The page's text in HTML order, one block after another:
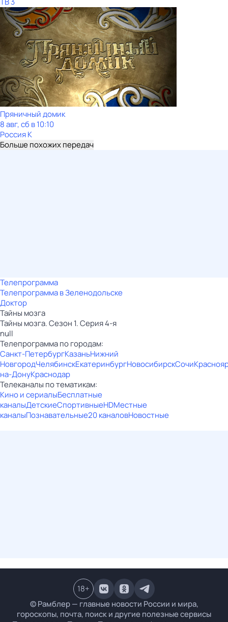
Пряничный домик
8 авг, сб в 10:10
Россия К
Больше похожих передач
Телепрограмма
Телепрограмма в Зеленодольске
Доктор
Тайны мозга
Тайны мозга. Сезон 1. Серия 4-я
null
Телепрограмма по городам:
Санкт-ПетербургКазаньНижний
НовгородЧелябинскЕкатеринбургНовосибирскСочи
на-ДонуКраснодар
Телеканалы по тематикам:
Кино и сериалыБесплатные
каналыДетскиеСпортивныеHDМестные
каналыПознавательные20 каналовНовостные
© Рамблер — главные новости России и мира,
гороскопы, почта, поиск и другие полезные сервисы
18+